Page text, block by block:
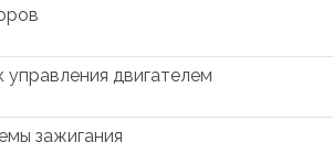
двигателем
зажигания